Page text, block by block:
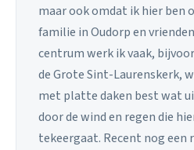
maar ook omdat ik hier ben
familie in Oudorp en
centrum werk ik vaak,
de Grote Sint-Laurenskerk,
met platte daken best wat
door de wind en regen die
tekeergaat. Recent nog een